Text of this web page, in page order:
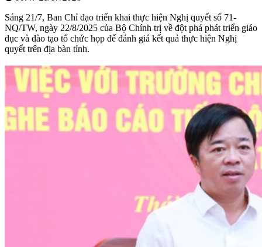
Sáng 21/7, Ban Chỉ đạo triển khai thực hiện Nghị quyết số 71-
NQ/TW, ngày 22/8/2025 của Bộ Chính trị về đột phá phát triển giáo
dục và đào tạo tổ chức họp để đánh giá kết quả thực hiện Nghị
quyết trên địa bàn tỉnh.